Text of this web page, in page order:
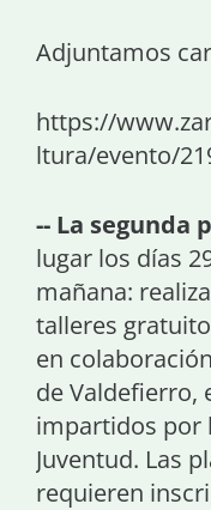
Adjuntamos
https://
ltura/evento/
-- La segunda
lugar los días
mañana:
talleres
en
de Valdefierro,
impartidos por
Juventud. Las
requieren